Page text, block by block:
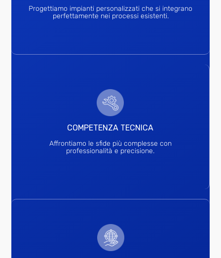
Progettiamo impianti personalizzati che si integrano
perfettamente nei processi esistenti.
COMPETENZA TECNICA
Affrontiamo le sfide più complesse con
professionalità e precisione.